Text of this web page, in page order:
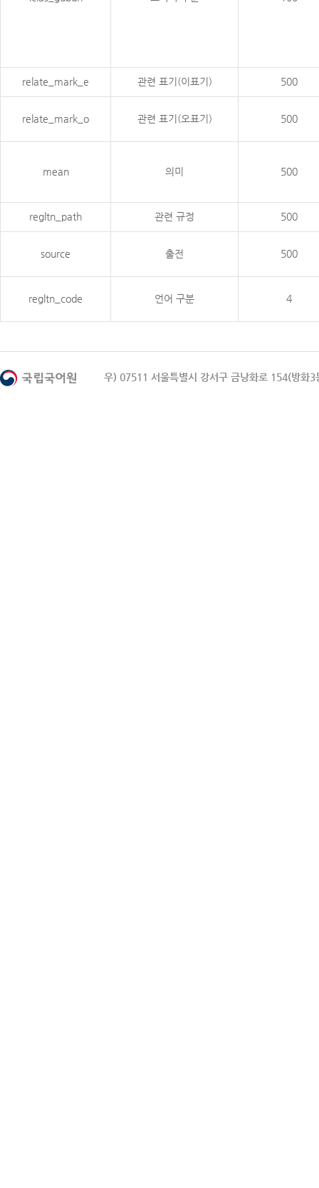
relate_mark_e 관련 표기(이표기) 500
relate_mark_o 관련 표기(오표기) 500
mean 의미 500
regltn_path 관련 규정 500
source 출전 500
regltn_code 언어 구분 4
우) 07511 서울특별시 강서구 금낭화로 154(방화3